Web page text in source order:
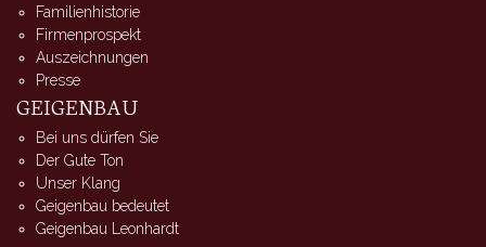
Familienhistorie
Firmenprospekt
Auszeichnungen
Presse
GEIGENBAU
Bei uns dürfen Sie
Der Gute Ton
Unser Klang
Geigenbau bedeutet
Geigenbau Leonhardt